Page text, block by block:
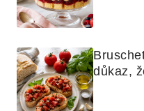
důkaz,